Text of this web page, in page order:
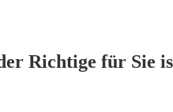
Richtige für Sie